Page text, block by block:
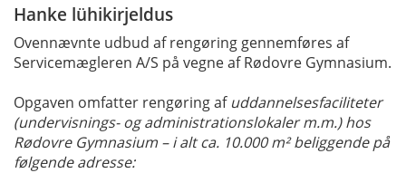
Hanke lühikirjeldus
Ovennævnte udbud af rengøring gennemføres af
Servicemægleren A/S på vegne af Rødovre Gymnasium.
Opgaven omfatter rengøring af uddannelsesfaciliteter
(undervisnings- og administrationslokaler m.m.) hos
Rødovre Gymnasium – i alt ca. 10.000 m² beliggende på
følgende adresse: